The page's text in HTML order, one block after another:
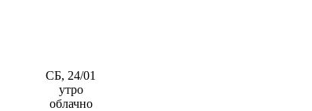
СБ, 24/01
утро
облачно